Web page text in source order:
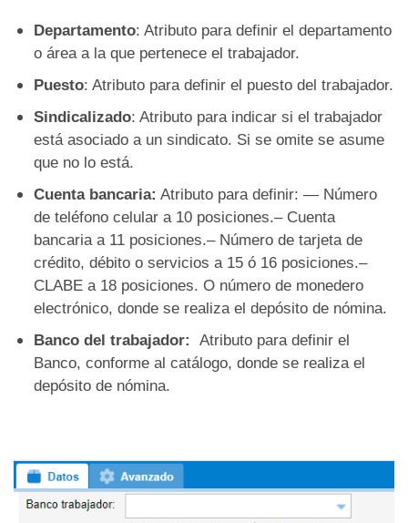
Departamento: Atributo para definir el departamento
o área a la que pertenece el trabajador.
Puesto: Atributo para definir el puesto del trabajador.
Sindicalizado: Atributo para indicar si el trabajador
está asociado a un sindicato. Si se omite se asume
que no lo está.
Cuenta bancaria: Atributo para definir: — Número
de teléfono celular a 10 posiciones.– Cuenta
bancaria a 11 posiciones.– Número de tarjeta de
crédito, débito o servicios a 15 ó 16 posiciones.–
CLABE a 18 posiciones. O número de monedero
electrónico, donde se realiza el depósito de nómina.
Banco del trabajador: Atributo para definir el
Banco, conforme al catálogo, donde se realiza el
depósito de nómina.